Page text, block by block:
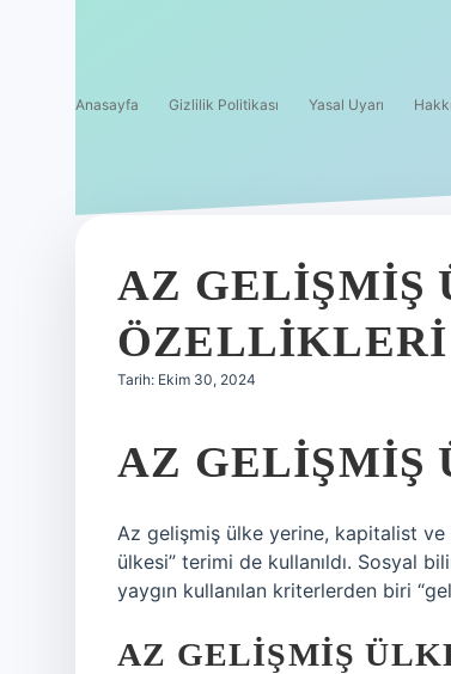
Anasayfa Gizlilik Politikası Yasal Uyarı
AZ GELIŞMIŞ
Tarih: Ekim 30, 2024
AZ GELIŞMIŞ
Az gelişmiş ülke yerine, kapitalist ve
ülkesi” terimi de kullanıldı. Sosyal
yaygın kullanılan kriterlerden biri
AZ GELIŞMIŞ